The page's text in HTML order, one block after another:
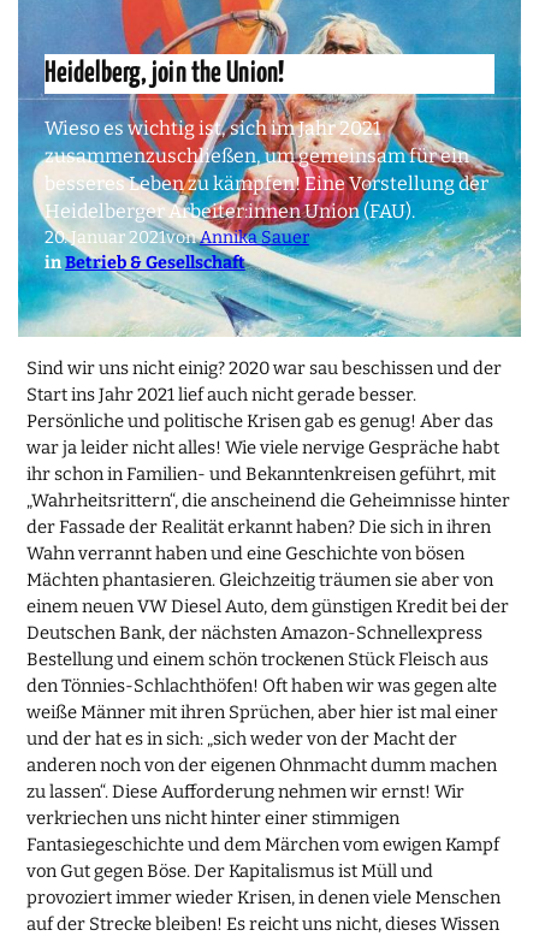
Heidelberg, join the Union!
Wieso es wichtig ist, sich im Jahr 2021
zusammenzuschließen, um gemeinsam für ein
besseres Leben zu kämpfen! Eine Vorstellung der
Heidelberger Arbeiter:innen Union (FAU).
20. Januar 2021vonAnnika Sauer
inBetrieb & Gesellschaft
Sind wir uns nicht einig? 2020 war sau beschissen und der
Start ins Jahr 2021 lief auch nicht gerade besser.
Persönliche und politische Krisen gab es genug! Aber das
war ja leider nicht alles! Wie viele nervige Gespräche habt
ihr schon in Familien- und Bekanntenkreisen geführt, mit
„Wahrheitsrittern“, die anscheinend die Geheimnisse hinter
der Fassade der Realität erkannt haben? Die sich in ihren
Wahn verrannt haben und eine Geschichte von bösen
Mächten phantasieren. Gleichzeitig träumen sie aber von
einem neuen VW Diesel Auto, dem günstigen Kredit bei der
Deutschen Bank, der nächsten Amazon-Schnellexpress
Bestellung und einem schön trockenen Stück Fleisch aus
den Tönnies-Schlachthöfen! Oft haben wir was gegen alte
weiße Männer mit ihren Sprüchen, aber hier ist mal einer
und der hat es in sich: „sich weder von der Macht der
anderen noch von der eigenen Ohnmacht dumm machen
zu lassen“. Diese Aufforderung nehmen wir ernst! Wir
verkriechen uns nicht hinter einer stimmigen
Fantasiegeschichte und dem Märchen vom ewigen Kampf
von Gut gegen Böse. Der Kapitalismus ist Müll und
provoziert immer wieder Krisen, in denen viele Menschen
auf der Strecke bleiben! Es reicht uns nicht, dieses Wissen